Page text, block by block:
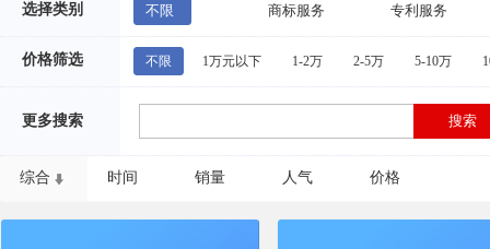
选择类别 不限 商标服务 专利服务
价格筛选 不限 1万元以下 1-2万 2-5万 5-10万
更多搜索
综合 时间 销量 人气 价格